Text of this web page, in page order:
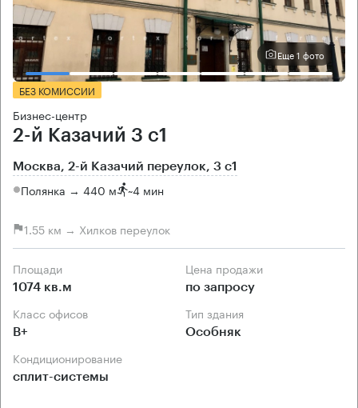
Еще 1 фото
БЕЗ КОМИССИИ
Бизнес-центр
2-й Казачий 3 с1
Москва, 2-й Казачий переулок, 3 с1
Полянка → 440 м ~4 мин
1.55 км → Хилков переулок
Площади
1074 кв.м
Цена продажи
по запросу
Класс офисов
B+
Тип здания
Особняк
Кондиционирование
сплит-системы